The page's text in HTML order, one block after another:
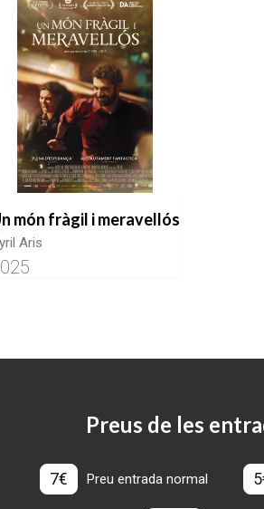
món fràgil i meravellós
Aris
Preus de les
7€ Preu entrada normal